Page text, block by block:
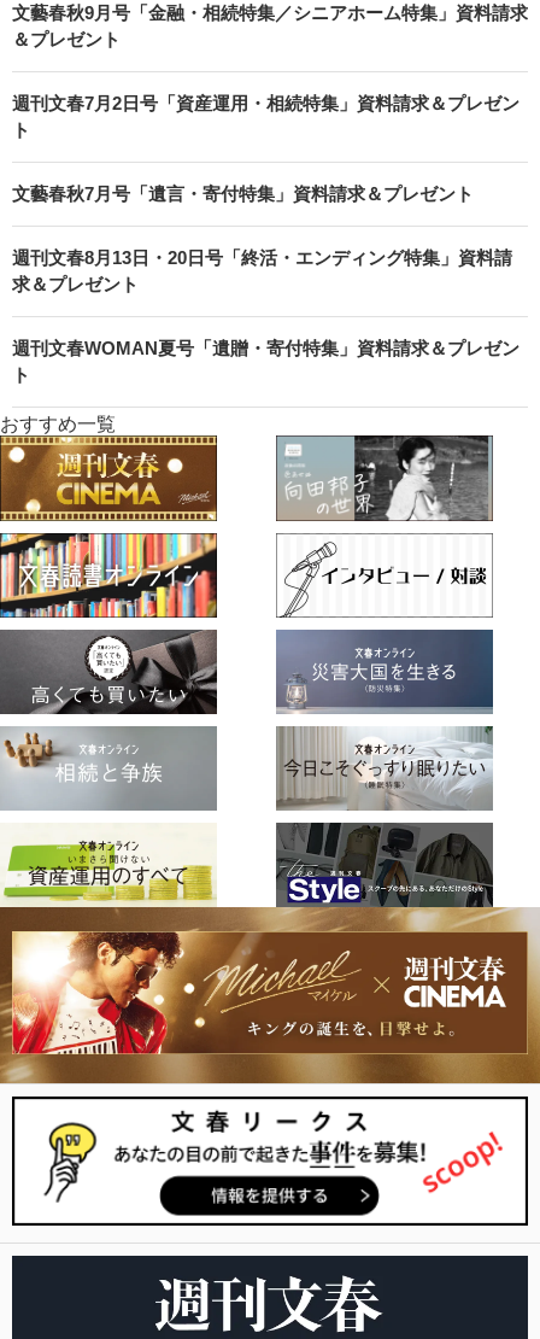
文藝春秋9月号「金融・相続特集／シニアホーム特集」資料請求
＆プレゼント
週刊文春7月2日号「資産運用・相続特集」資料請求＆プレゼン
ト
文藝春秋7月号「遺言・寄付特集」資料請求＆プレゼント
週刊文春8月13日・20日号「終活・エンディング特集」資料請
求＆プレゼント
週刊文春WOMAN夏号「遺贈・寄付特集」資料請求＆プレゼン
ト
おすすめ一覧